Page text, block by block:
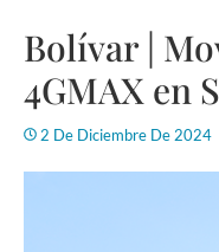
Bolívar |
4GMAX en
2 De Diciembre De 2024